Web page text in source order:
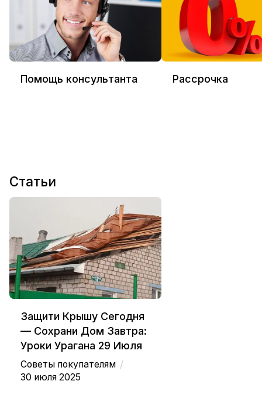
Помощь консультанта Рассрочка
Статьи
Защити Крышу Сегодня
— Сохрани Дом Завтра:
Уроки Урагана 29 Июля
Советы покупателям /
30 июля 2025